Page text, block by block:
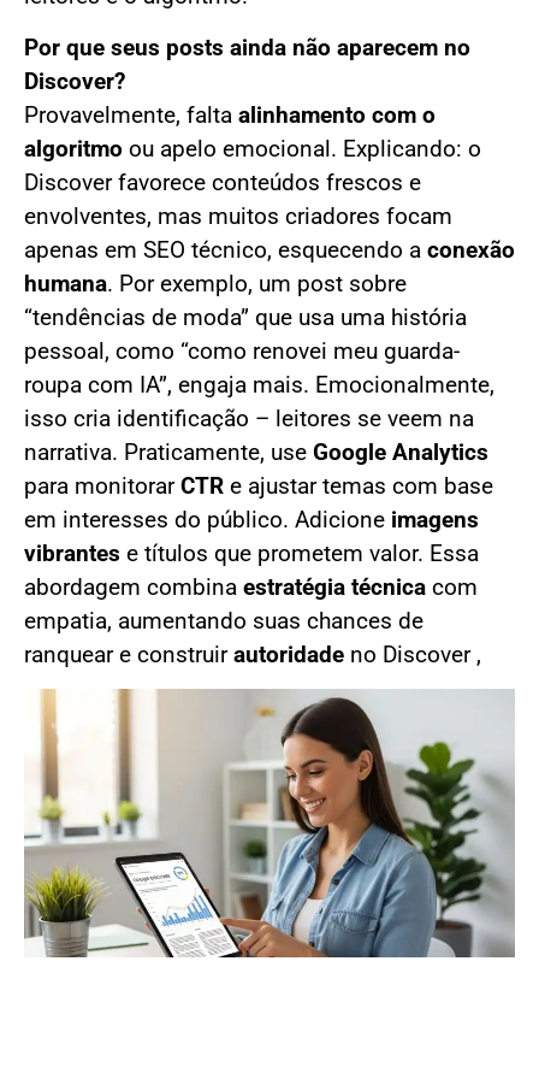
Por que seus posts ainda não aparecem no
Discover?
Provavelmente, falta alinhamento com o
algoritmo ou apelo emocional. Explicando: o
Discover favorece conteúdos frescos e
envolventes, mas muitos criadores focam
apenas em SEO técnico, esquecendo a conexão
humana. Por exemplo, um post sobre
“tendências de moda” que usa uma história
pessoal, como “como renovei meu guarda-
roupa com IA”, engaja mais. Emocionalmente,
isso cria identificação – leitores se veem na
narrativa. Praticamente, use Google Analytics
para monitorarCTR e ajustar temas com base
em interesses do público. Adicione imagens
vibrantes e títulos que prometem valor. Essa
abordagem combina estratégia técnica com
empatia, aumentando suas chances de
ranquear e construirautoridade no Discover ,